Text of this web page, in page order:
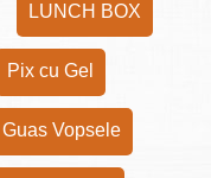
LUNCH BOX
Pix cu Gel
Guas Vopsele